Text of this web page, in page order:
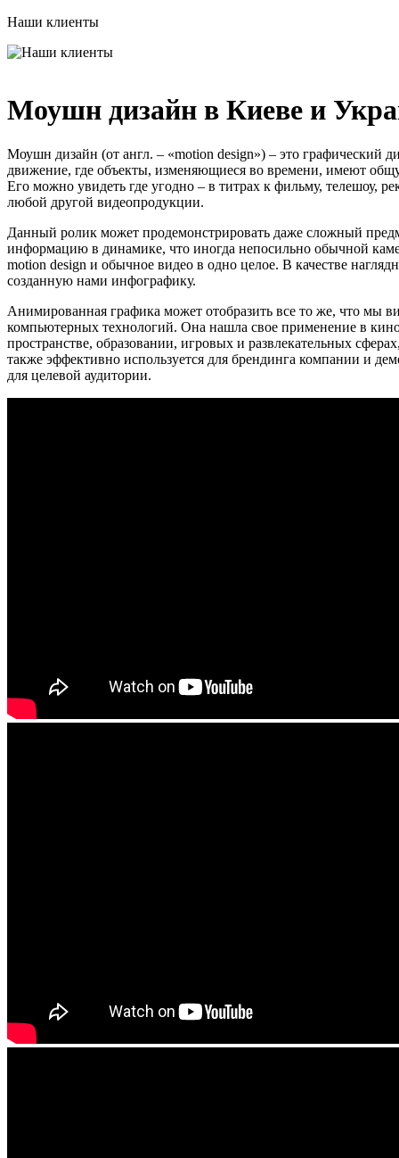
Наши клиенты
Моушн дизайн в Киеве и
Моушн дизайн (от англ. – «motion design») – это графический
движение, где объекты, изменяющиеся во времени, имеют
Его можно увидеть где угодно – в титрах к фильму, телешоу,
любой другой видеопродукции.
Данный ролик может продемонстрировать даже сложный
информацию в динамике, что иногда непосильно обычной
motion design и обычное видео в одно целое. В качестве
созданную нами инфографику.
Анимированная графика может отобразить все то же, что мы
компьютерных технологий. Она нашла свое применение в
пространстве, образовании, игровых и развлекательных
также эффективно используется для брендинга компании и
для целевой аудитории.